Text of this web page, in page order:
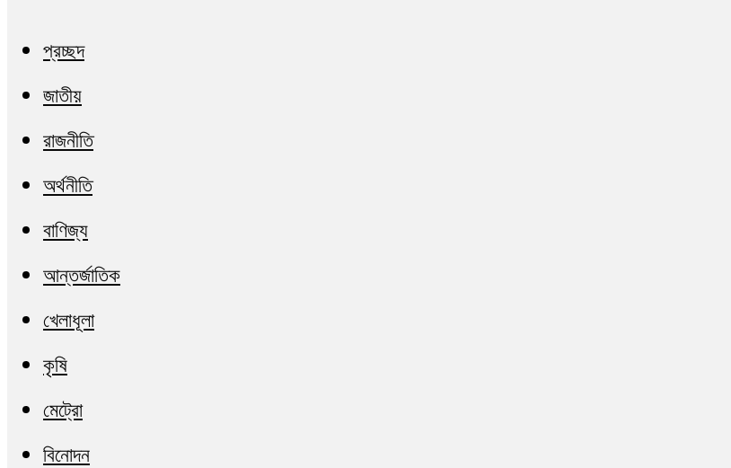
প্রচ্ছদ
জাতীয়
রাজনীতি
অর্থনীতি
বাণিজ্য
আন্তর্জাতিক
খেলাধূলা
কৃষি
মেট্রো
বিনোদন